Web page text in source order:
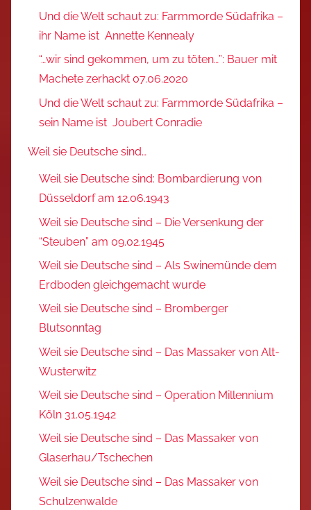
Und die Welt schaut zu: Farmmorde Südafrika –
ihr Name ist Annette Kennealy
“…wir sind gekommen, um zu töten…”: Bauer mit
Machete zerhackt 07.06.2020
Und die Welt schaut zu: Farmmorde Südafrika –
sein Name ist Joubert Conradie
Weil sie Deutsche sind…
Weil sie Deutsche sind: Bombardierung von
Düsseldorf am 12.06.1943
Weil sie Deutsche sind – Die Versenkung der
“Steuben” am 09.02.1945
Weil sie Deutsche sind – Als Swinemünde dem
Erdboden gleichgemacht wurde
Weil sie Deutsche sind – Bromberger
Blutsonntag
Weil sie Deutsche sind – Das Massaker von Alt-
Wusterwitz
Weil sie Deutsche sind – Operation Millennium
Köln 31.05.1942
Weil sie Deutsche sind – Das Massaker von
Glaserhau/Tschechen
Weil sie Deutsche sind – Das Massaker von
Schulzenwalde